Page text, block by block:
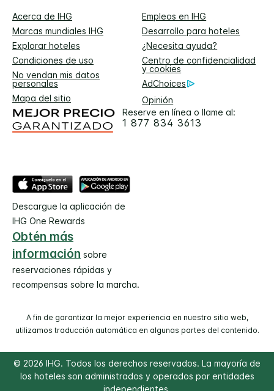
Acerca de IHG
Empleos en IHG
Marcas mundiales IHG
Desarrollo para hoteles
Explorar hoteles
¿Necesita ayuda?
Condiciones de uso
Centro de confidencialidad
y cookies
No vendan mis datos
personales
AdChoices
Mapa del sitio
Opinión
Reserve en línea o llame al:
1 877 834 3613
Descargue la aplicación de
IHG One Rewards
Obtén más
información sobre
reservaciones rápidas y
recompensas sobre la marcha.
A fin de garantizar la mejor experiencia en nuestro sitio web,
utilizamos traducción automática en algunas partes del contenido.
© 2026 IHG. Todos los derechos reservados. La mayoría de
los hoteles son administrados y operados por entidades
independientes.